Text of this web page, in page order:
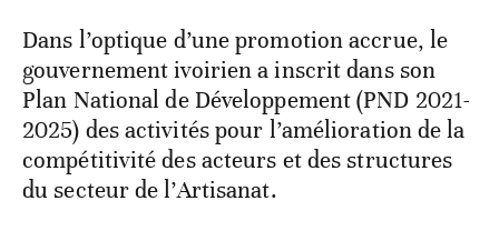
Dans l’optique d’une promotion accrue, le
gouvernement ivoirien a inscrit dans son
Plan National de Développement (PND 2021-
2025) des activités pour l’amélioration de la
compétitivité des acteurs et des structures
du secteur de l’Artisanat.